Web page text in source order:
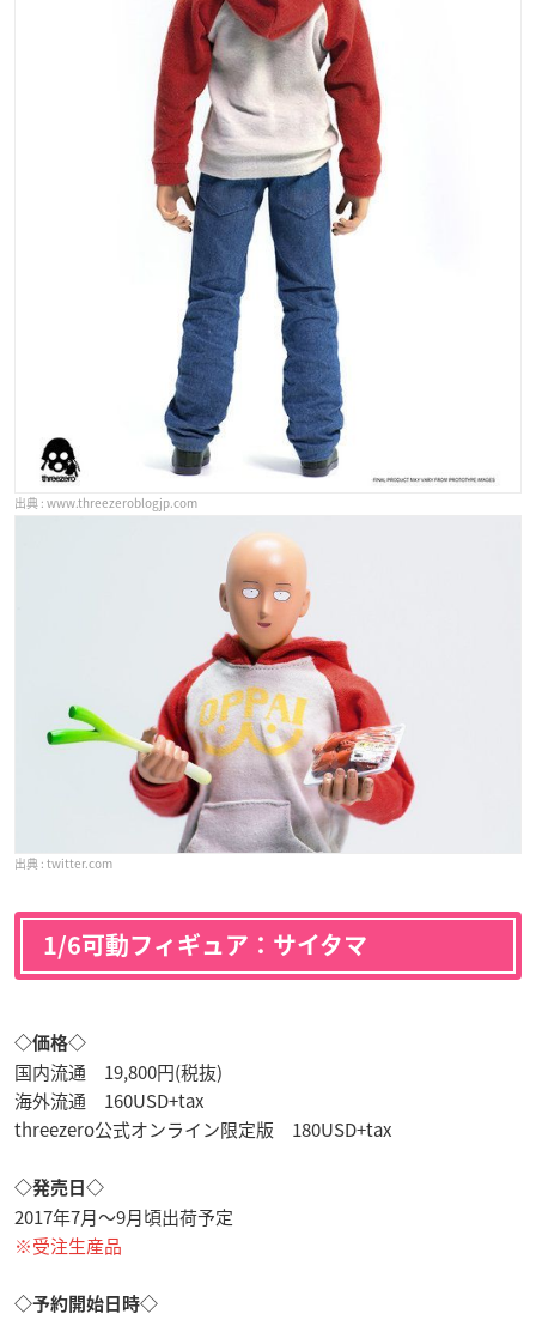
www.threezeroblogjp.com
twitter.com
1/6可動フィギュア：サイタマ
◇価格◇
国内流通 19,800円(税抜)
海外流通 160USD+tax
threezero公式オンライン限定版 180USD+tax
◇発売日◇
2017年7月〜9月頃出荷予定
※受注生産品
◇予約開始日時◇